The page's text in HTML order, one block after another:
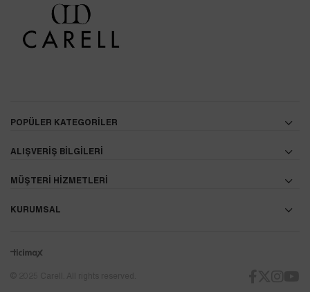
POPÜLER KATEGORİLER
ALIŞVERİŞ BİLGİLERİ
MÜŞTERİ HİZMETLERİ
KURUMSAL